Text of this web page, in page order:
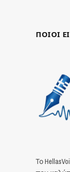
ΠΟΙΟΙ
Το